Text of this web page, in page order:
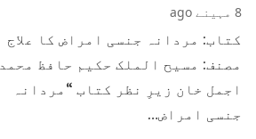
8 مہینے ago
کتاب: مردانہ جنسی امراض کا علاج
مصنف: مسیح الملک حکیم حافظ محمد
اجمل خان زیرِ نظر کتاب “مردانہ
جنسی امراض…